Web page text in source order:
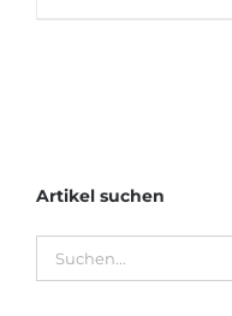
Artikel suchen